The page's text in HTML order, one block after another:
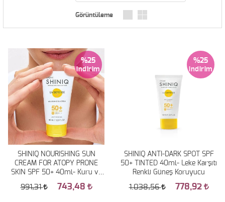
SHINIQ NOURISHING SUN
CREAM FOR ATOPY PRONE
SKIN SPF 50+ 40ml- Kuru ve
Çok Kuru Ciltler İçin Güneş
Koruyucu
%25
991,31 743,48
SHINIQ ANTI-DARK SPOT SPF
50+ TINTED 40ml- Leke Karşıtı
Renkli Güneş Koruyucu
%25
1.038,56 778,92